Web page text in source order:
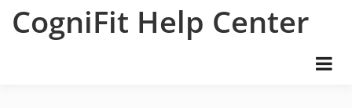
содержимому
CogniFit Help Center